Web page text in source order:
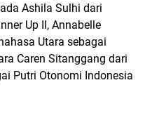
Ashila Sulhi dari
Up II, Annabelle
Utara sebagai
Caren Sitanggang dari
Putri Otonomi Indonesia